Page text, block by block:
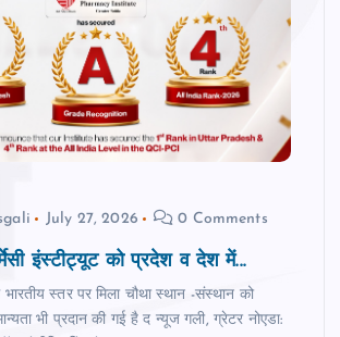
July 27, 2026 0 Comments
इंस्टीट्यूट को प्रदेश व देश में...
स्तर पर मिला चौथा स्थान -संस्थान को
भी प्रदान की गई है द न्‍यूज गली, ग्रेटर नोएडा: